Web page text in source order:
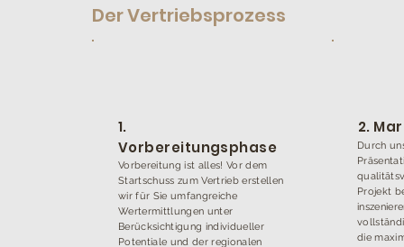
Der Vertriebsprozess
1.
Vorbereitungsphase
Vorbereitung ist alles! Vor dem
Startschuss zum Vertrieb erstellen
wir für Sie umfangreiche
Wertermittlungen unter
Berücksichtigung individueller
Potentiale und der regionalen
2.
Durch
Projekt
die